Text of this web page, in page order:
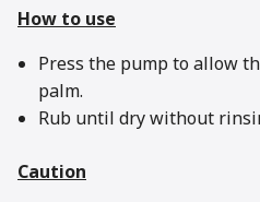
How to use
Press the pump to allow
palm.
Rub until dry without
Caution